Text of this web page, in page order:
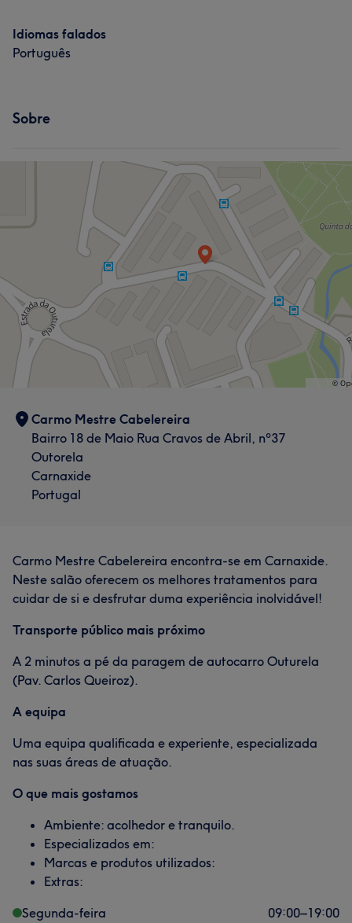
Idiomas falados
Português
Sobre
Carmo Mestre Cabelereira
Bairro 18 de Maio Rua Cravos de Abril, nº37
Outorela
Carnaxide
Portugal
Carmo Mestre Cabelereira encontra-se em Carnaxide.
Neste salão oferecem os melhores tratamentos para
cuidar de si e desfrutar duma experiência inolvidável!
Transporte público mais próximo
A 2 minutos a pé da paragem de autocarro Outurela
(Pav. Carlos Queiroz).
A equipa
Uma equipa qualificada e experiente, especializada
nas suas áreas de atuação.
O que mais gostamos
Ambiente: acolhedor e tranquilo.
Especializados em:
Marcas e produtos utilizados:
Extras:
Segunda-feira
09:00–19:00